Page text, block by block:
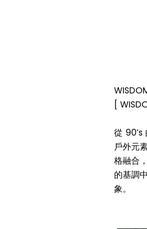
[
從
戶外元
格融合
的基調
象。